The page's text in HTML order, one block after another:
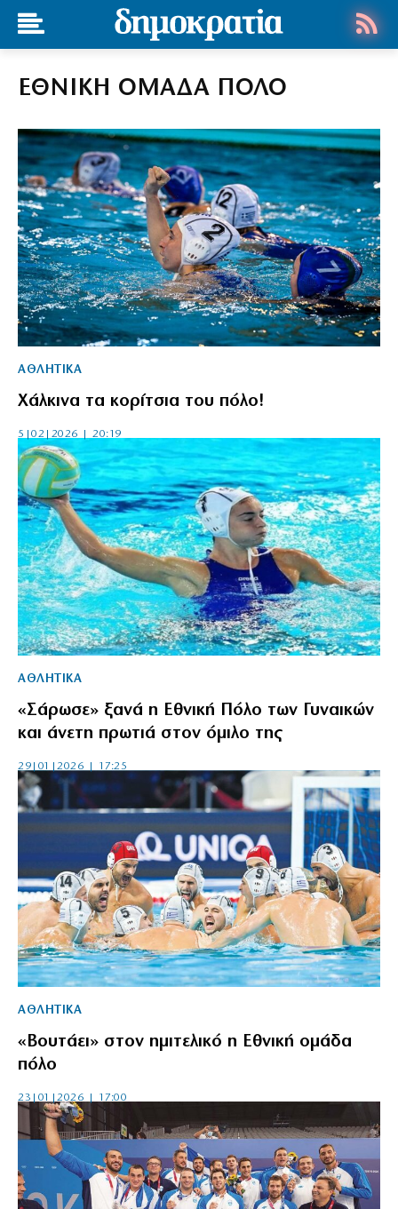
ΕΘΝΙΚΗ ΟΜΑΔΑ ΠΟΛΟ
ΑΘΛΗΤΙΚΑ
Χάλκινα τα κορίτσια του πόλο!
5|02|2026 | 20:19
ΑΘΛΗΤΙΚΑ
«Σάρωσε» ξανά η Εθνική Πόλο των Γυναικών
και άνετη πρωτιά στον όμιλο της
29|01|2026 | 17:25
ΑΘΛΗΤΙΚΑ
«Βουτάει» στον ημιτελικό η Εθνική ομάδα
πόλο
23|01|2026 | 17:00